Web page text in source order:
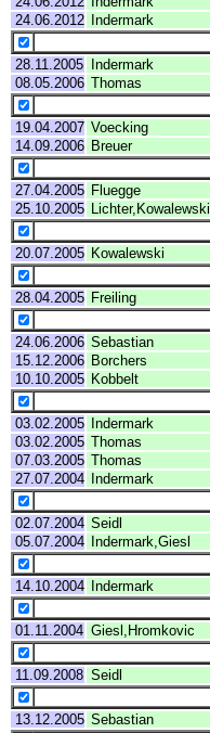
24.06.2012
Indermark
28.11.2005 Indermark
08.05.2006 Thomas
19.04.2007 Voecking
14.09.2006 Breuer
27.04.2005 Fluegge
25.10.2005
Lichter,Kowalewski
20.07.2005 Kowalewski
28.04.2005 Freiling
24.06.2006 Sebastian
15.12.2006 Borchers
10.10.2005 Kobbelt
03.02.2005 Indermark
03.02.2005 Thomas
07.03.2005 Thomas
27.07.2004
Indermark
02.07.2004 Seidl
05.07.2004
Indermark,Giesl
14.10.2004 Indermark
01.11.2004 Giesl,Hromkovic
11.09.2008 Seidl
13.12.2005 Sebastian